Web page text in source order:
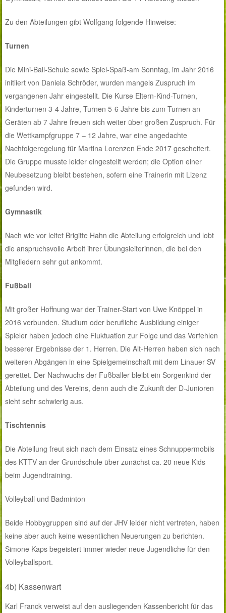
Zu den Abteilungen gibt Wolfgang folgende Hinweise:
Turnen
Die Mini-Ball-Schule sowie Spiel-Spaß-am Sonntag, im Jahr 2016
initiiert von Daniela Schröder, wurden mangels Zuspruch im
vergangenen Jahr eingestellt. Die Kurse Eltern-Kind-Turnen,
Kinderturnen 3-4 Jahre, Turnen 5-6 Jahre bis zum Turnen an
Geräten ab 7 Jahre freuen sich weiter über großen Zuspruch. Für
die Wettkampfgruppe 7 – 12 Jahre, war eine angedachte
Nachfolgeregelung für Martina Lorenzen Ende 2017 gescheitert.
Die Gruppe musste leider eingestellt werden; die Option einer
Neubesetzung bleibt bestehen, sofern eine Trainerin mit Lizenz
gefunden wird.
Gymnastik
Nach wie vor leitet Brigitte Hahn die Abteilung erfolgreich und lobt
die anspruchsvolle Arbeit ihrer Übungsleiterinnen, die bei den
Mitgliedern sehr gut ankommt.
Fußball
Mit großer Hoffnung war der Trainer-Start von Uwe Knöppel in
2016 verbunden. Studium oder berufliche Ausbildung einiger
Spieler haben jedoch eine Fluktuation zur Folge und das Verfehlen
besserer Ergebnisse der 1. Herren. Die Alt-Herren haben sich nach
weiteren Abgängen in eine Spielgemeinschaft mit dem Linauer SV
gerettet. Der Nachwuchs der Fußballer bleibt ein Sorgenkind der
Abteilung und des Vereins, denn auch die Zukunft der D-Junioren
sieht sehr schwierig aus.
Tischtennis
Die Abteilung freut sich nach dem Einsatz eines Schnuppermobils
des KTTV an der Grundschule über zunächst ca. 20 neue Kids
beim Jugendtraining.
Volleyball und Badminton
Beide Hobbygruppen sind auf der JHV leider nicht vertreten, haben
keine aber auch keine wesentlichen Neuerungen zu berichten.
Simone Kaps begeistert immer wieder neue Jugendliche für den
Volleyballsport.
4b) Kassenwart
Karl Franck verweist auf den ausliegenden Kassenbericht für das